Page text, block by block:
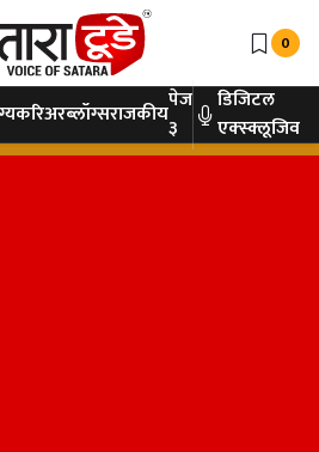
0
करिअरब्लॉग्सराजकीयपेज
३
डिजिटल
एक्स्क्लूजिव